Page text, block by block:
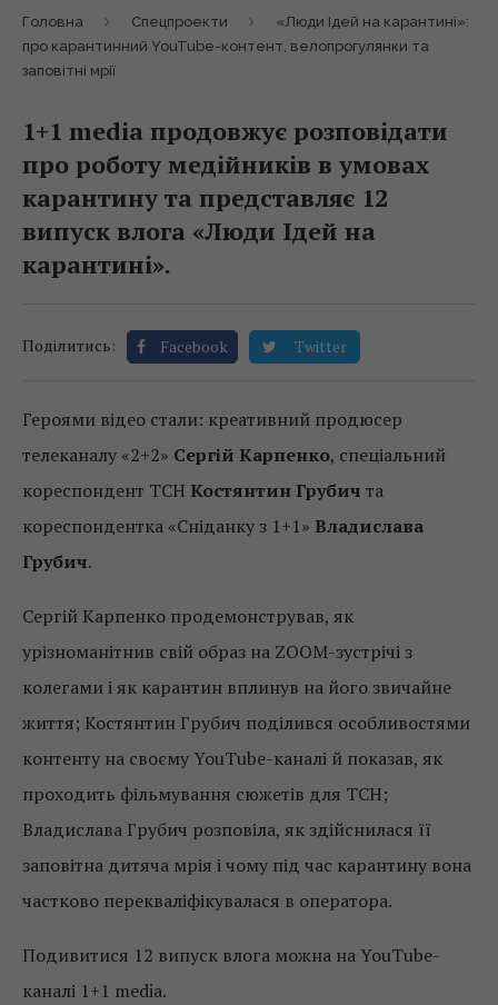
Головна Спецпроекти
«Люди Ідей на карантині»:
про карантинний YouTube-контент, велопрогулянки та
заповітні мрії
1+1 media продовжує розповідати
про роботу медійників в умовах
карантину та представляє 12
випуск влога «Люди Ідей на
карантині».
Поділитись: Facebook Twitter
Героями відео стали: креативний продюсер
телеканалу «2+2» Сергій Карпенко, спеціальний
кореспондент ТСН Костянтин Грубич та
кореспондентка «Сніданку з 1+1» Владислава
Грубич.
Сергій Карпенко продемонстрував, як
урізноманітнив свій образ на ZOOM-зустрічі з
колегами і як карантин вплинув на його звичайне
життя; Костянтин Грубич поділився особливостями
контенту на своєму YouTube-каналі й показав, як
проходить фільмування сюжетів для ТСН;
Владислава Грубич розповіла, як здійснилася її
заповітна дитяча мрія і чому під час карантину вона
частково перекваліфікувалася в оператора.
Подивитися 12 випуск влога можна на YouTube-
каналі 1+1 media.